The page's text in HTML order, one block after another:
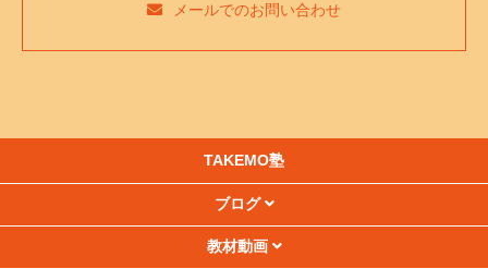
メールでのお問い合わせ
TAKEMO塾
ブログ
教材動画